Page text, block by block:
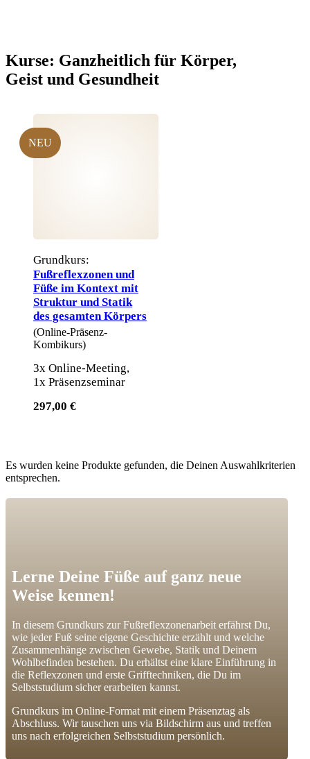
Kurse: Ganzheitlich für Körper,
Geist und Gesundheit
NEU
Grundkurs:
Fußreflexzonen und
Füße im Kontext mit
Struktur und Statik
des gesamten Körpers
(Online-Präsenz-
Kombikurs)
3x Online-Meeting,
1x Präsenzseminar
297,00 €
Es wurden keine Produkte gefunden, die Deinen Auswahlkriterien
entsprechen.
Lerne Deine Füße auf ganz neue
Weise kennen!
In diesem Grundkurs zur Fußreflexzonenarbeit erfährst Du,
wie jeder Fuß seine eigene Geschichte erzählt und welche
Zusammenhänge zwischen Gewebe, Statik und Deinem
Wohlbefinden bestehen. Du erhältst eine klare Einführung in
die Reflexzonen und erste Grifftechniken, die Du im
Selbststudium sicher erarbeiten kannst.
Grundkurs im Online-Format mit einem Präsenztag als
Abschluss. Wir tauschen uns via Bildschirm aus und treffen
uns nach erfolgreichen Selbststudium persönlich.